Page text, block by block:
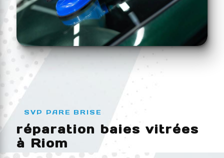
SVP PARE BRISE
réparation baies vitrées
à Riom